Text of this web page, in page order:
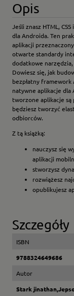
Opis
Jeśli znasz HTML,
dla Androida. Ten
aplikacji
otwarte standardy
dodatkowe
Dowiesz się, jak
bezpłatny
natywne aplikacje dla
tworzone aplikacje są
będziesz tworzyć
odbiorców.
Z tą książką:
nauczysz się
aplikacji
stworzysz
rozwiążesz
opublikujesz
Szczegóły
ISBN
9788324649686
Autor
Stark